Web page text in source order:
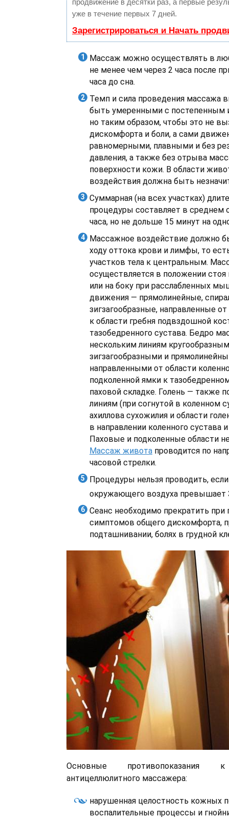
продвижение в десятки раз, а первые
уже в течение первых 7 дней.
Зарегистрироваться и Начать
Массаж можно осуществлять в
не менее чем через 2 часа после
часа до сна.
Темп и сила проведения массажа
быть умеренными с постепенным
но таким образом, чтобы это не
дискомфорта и боли, а сами
равномерными, плавными и без
давления, а также без отрыва
поверхности кожи. В области
воздействия должна быть
Суммарная (на всех участках)
процедуры составляет в среднем
часа, но не дольше 15 минут на
Массажное воздействие должно
ходу оттока крови и лимфы, то
участков тела к центральным.
осуществляется в положении
или на боку при расслабленных
движения — прямолинейные,
зигзагообразные, направленные
к области гребня подвздошной
тазобедренного сустава. Бедро
нескольким линиям
зигзагообразными и
направленными от области
подколенной ямки к
паховой складке. Голень — также
линиям (при согнутой в коленном
ахиллова сухожилия и области
в направлении коленного сустава
Паховые и подколенные области
Массаж живота проводится по
часовой стрелки.
Процедуры нельзя проводить,
окружающего воздуха превышает
Сеанс необходимо прекратить при
симптомов общего дискомфорта,
подташнивании, болях в грудной
Основные противопоказания к
антицеллюлитного массажера:
нарушенная целостность кожных
воспалительные процессы и